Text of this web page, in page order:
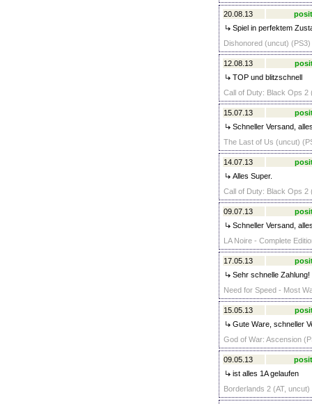
20.08.13
Spiel in perfektem
Dishonored (uncut)
12.08.13
TOP und blitzschnell
Call of Duty: Black Ops 2
15.07.13
Schneller Versand,
The Last of Us (uncut)
14.07.13
Alles Super.
Call of Duty: Black Ops 2
09.07.13
Schneller Versand,
LA Noire - Complete
17.05.13
Sehr schnelle Zahlung!
Need for Speed - Most
15.05.13
Gute Ware, schneller
God of War: Ascension
09.05.13
ist alles 1A gelaufen
Borderlands 2 (AT,